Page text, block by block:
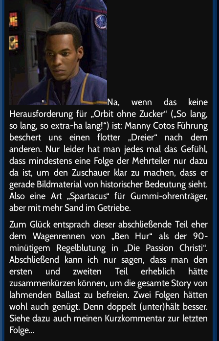
Na, wenn das keine
Herausforderung für „Orbit ohne Zucker“ („So lang,
so lang, so extra-ha lang!“) ist: Manny Cotos Führung
beschert uns einen flotter „Dreier“ nach dem
anderen. Nur leider hat man jedes mal das Gefühl,
dass mindestens eine Folge der Mehrteiler nur dazu
da ist, um den Zuschauer klar zu machen, dass er
gerade Bildmaterial von historischer Bedeutung sieht.
Also eine Art „Spartacus“ für Gummi-ohrenträger,
aber mit mehr Sand im Getriebe.
Zum Glück entsprach dieser abschließende Teil eher
dem Wagenrennen von „Ben Hur“ als der 90-
minütigem Regelblutung in „Die Passion Christi“.
Abschließend kann ich nur sagen, dass man den
ersten und zweiten Teil erheblich hätte
zusammenkürzen können, um die gesamte Story von
lahmenden Ballast zu befreien. Zwei Folgen hätten
wohl auch genügt. Denn doppelt (unter)hält besser.
Siehe dazu auch meinen Kurzkommentar zur letzten
Folge…